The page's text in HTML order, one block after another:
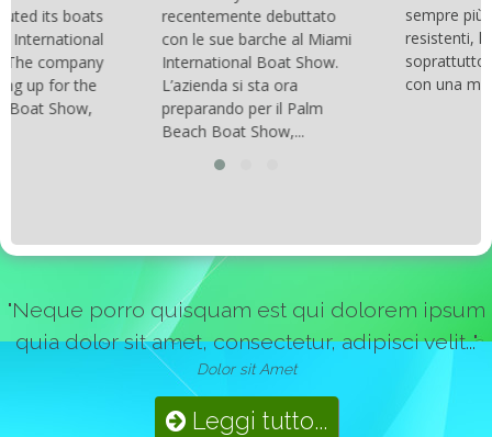
recentemente debuttato
con le sue barche al Miami
International Boat Show.
L’azienda si sta ora
preparando per il Palm
Beach Boat Show,...
sempre più belli, compatti,
resistenti, leggeri e
soprattutto stabili veloci
con una manovrabilità...
"Neque porro quisquam est qui dolorem ipsum
quia dolor sit amet, consectetur, adipisci velit..."
Dolor sit Amet
Leggi tutto...